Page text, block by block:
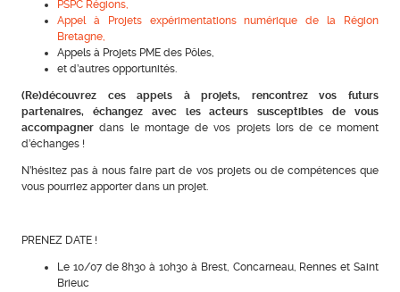
PSPC Régions,
Appel à Projets expérimentations numérique de la Région
Bretagne,
Appels à Projets PME des Pôles,
et d’autres opportunités.
(Re)découvrez ces appels à projets, rencontrez vos futurs
partenaires, échangez avec les acteurs susceptibles de vous
accompagnerdans le montage de vos projets lors de ce moment
d’échanges !
N’hésitez pas à nous faire part de vos projets ou de compétences que
vous pourriez apporter dans un projet.
PRENEZ DATE !
Le 10/07 de 8h30 à 10h30 à Brest, Concarneau, Rennes et Saint
Brieuc